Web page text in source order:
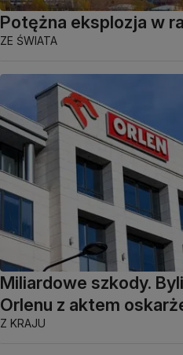
Potężna eksplozja w
ZE ŚWIATA
Miliardowe szkody.
Orlenu z aktem
Z KRAJU